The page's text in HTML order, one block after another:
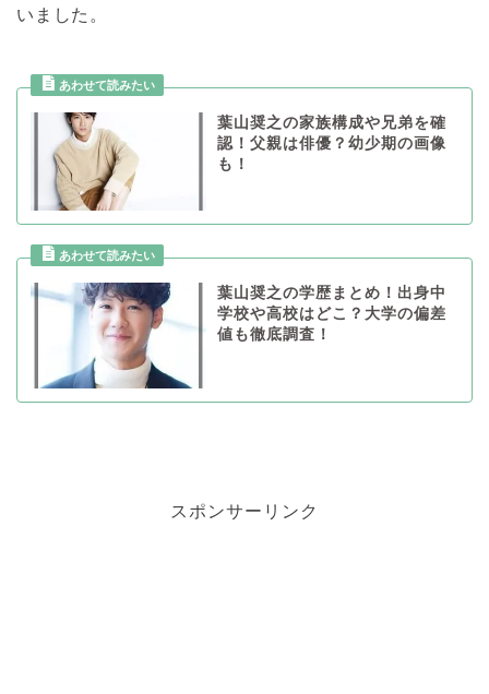
いました。
葉山奨之の家族構成や兄弟を確
認！父親は俳優？幼少期の画像
も！
葉山奨之の学歴まとめ！出身中
学校や高校はどこ？大学の偏差
値も徹底調査！
スポンサーリンク